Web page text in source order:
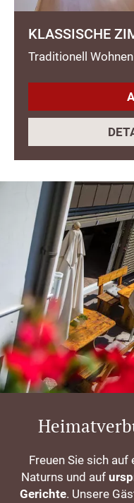
KLASSISCHE
Traditionell
Freuen Sie sich
Naturns und auf
Gerichte. Unsere